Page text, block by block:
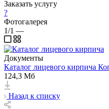
Заказать услугу
?
Фотогалерея
1/1 —
Документы
Каталог лицевого кирпича
124,3 Мб
Назад к списку